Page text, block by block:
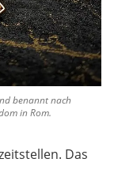
benannt nach
in Rom.
Das